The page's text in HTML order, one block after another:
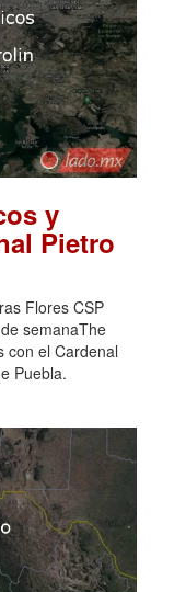
y
Pietro
Flores CSP
semanaThe
con el Cardenal
Puebla.